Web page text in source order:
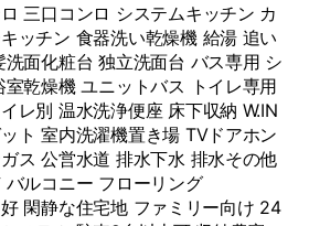
三口コンロ システムキッチン カ
ッチン 食器洗い乾燥機 給湯 追い
洗面化粧台 独立洗面台 バス専用 シ
室乾燥機 ユニットバス トイレ専用
レ別 温水洗浄便座 床下収納 W.IN
ト 室内洗濯機置き場 TVドアホン
ス 公営水道 排水下水 排水その他
バルコニー フローリング
閑静な住宅地 ファミリー向け 24